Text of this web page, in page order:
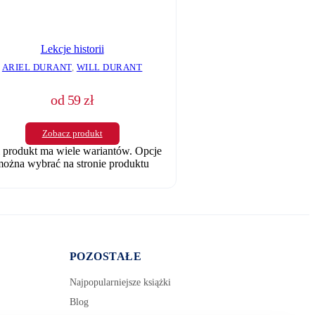
Lekcje historii
ARIEL DURANT, WILL DURANT
od 59 zł
Zobacz produkt
produkt ma wiele wariantów. Opcje
wybrać na stronie produktu
POZOSTAŁE
Najpopularniejsze książki
Blog